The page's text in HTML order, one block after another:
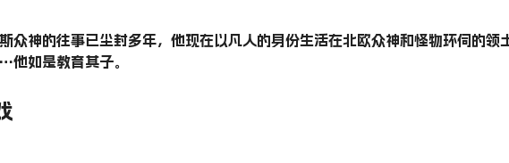
众神的往事已尘封多年，他现在以凡人的身份生活在北欧众神和怪物环伺的领
如是教育其子。